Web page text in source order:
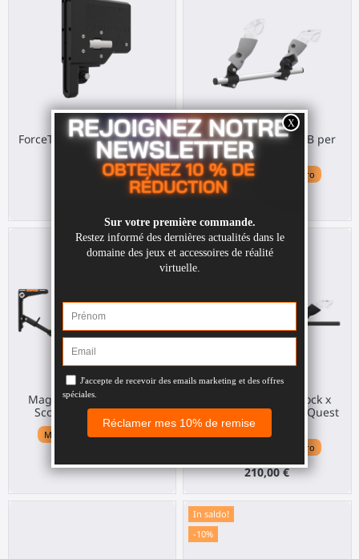
ForceTube Calcio tattile per
VR fucile
Any HMD
Starter gunstock CQB per
Quest 3
Meta Quest 3 / 3S / Pro
MagTube VR gunstock x
ScopeOG per Quest 3
Meta Quest 3 / 3S / Pro
MagTube VR gunstock x
Luck of the Irish per Quest
Meta Quest 3 / 3S / Pro
210,00 €
In saldo!
-10%